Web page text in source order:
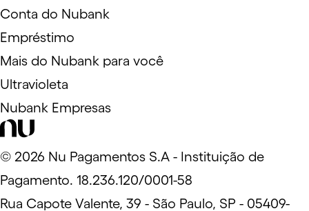
Conta do Nubank
Empréstimo
Mais do Nubank para você
Ultravioleta
Nubank Empresas
© 2026 Nu Pagamentos S.A - Instituição de
Pagamento. 18.236.120/0001-58
Rua Capote Valente, 39 - São Paulo, SP - 05409-